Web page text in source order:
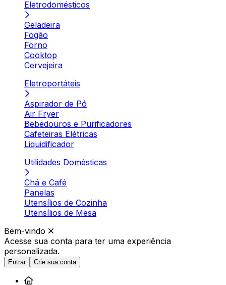
Eletrodomésticos
Geladeira
Fogão
Forno
Cooktop
Cervejeira
Eletroportáteis
Aspirador de Pó
Air Fryer
Bebedouros e Purificadores
Cafeteiras Elétricas
Liquidificador
Utilidades Domésticas
Chá e Café
Panelas
Utensílios de Cozinha
Utensílios de Mesa
Bem-vindo
Acesse sua conta para ter uma experiência
personalizada.
Entrar Crie sua conta